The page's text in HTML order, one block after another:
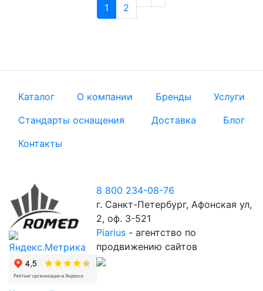
1 2
Каталог О компании Бренды
Услуги
Стандарты оснащения
Доставка
Блог
Контакты
8 800 234-08-76
г. Санкт-Петербург, Афонская ул,
2, оф. 3-521
Piarius - агентство по
продвижению сайтов